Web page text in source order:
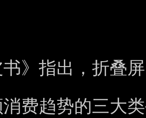
书》指出，折叠
费趋势的三大